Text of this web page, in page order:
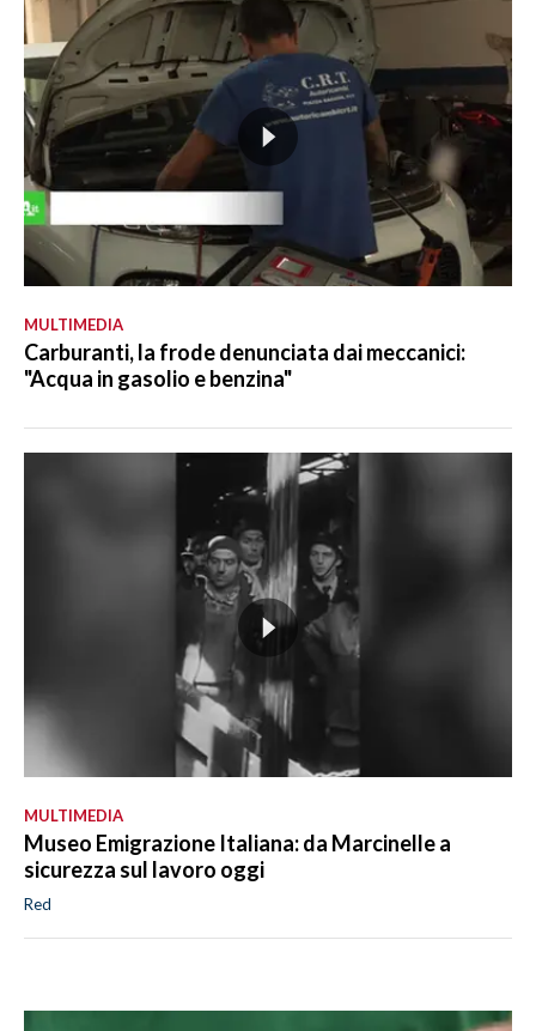
MULTIMEDIA
Carburanti, la frode denunciata dai meccanici:
"Acqua in gasolio e benzina"
MULTIMEDIA
Museo Emigrazione Italiana: da Marcinelle a
sicurezza sul lavoro oggi
Red